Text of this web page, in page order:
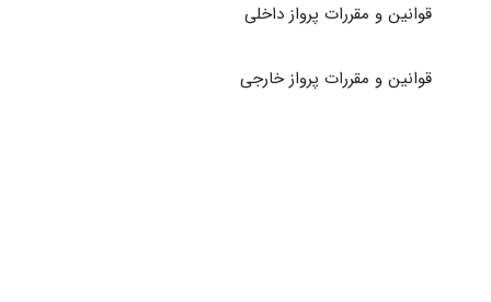
قوانین و مقررات پرواز داخلی
قوانین و مقررات پرواز خارجی